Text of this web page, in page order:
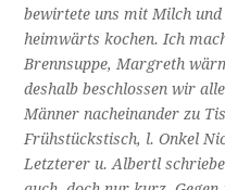
bewirtete uns mit Milch
heimwärts kochen. Ich
Brennsuppe, Margreth
deshalb beschlossen wir
Männer nacheinander zu
Frühstückstisch, l. Onkel
Letzterer u. Albertl